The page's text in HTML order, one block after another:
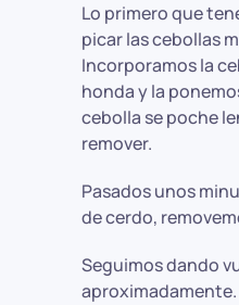
Lo primero que
picar las cebollas
Incorporamos la
honda y la
cebolla se poche
remover.
Pasados unos
de cerdo,
Seguimos dando
aproximadamente.